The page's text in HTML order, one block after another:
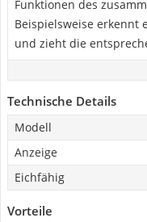
Funktionen des
Beispielsweise erkennt
und zieht die
Technische Details
Modell
Anzeige
Eichfähig
Vorteile